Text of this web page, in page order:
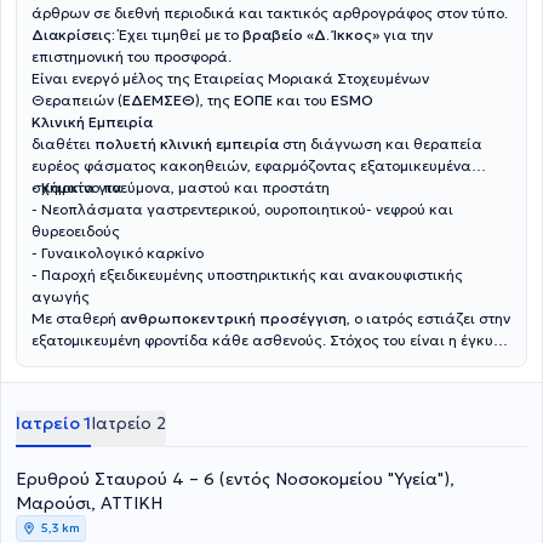
άρθρων σε διεθνή περιοδικά και τακτικός αρθρογράφος στον τύπο.
Διακρίσεις:Έχει τιμηθεί με το βραβείο «Δ. Ίκκος» για την
επιστημονική του προσφορά.
Είναι ενεργό μέλος της Εταιρείας Μοριακά Στοχευμένων
Θεραπειών (ΕΔΕΜΣΕΘ), της ΕΟΠΕ και του ESMO
Κλινική Εμπειρία
διαθέτει πολυετή κλινική εμπειρία στη διάγνωση και θεραπεία
ευρέος φάσματος κακοηθειών, εφαρμόζοντας εξατομικευμένα
σχήματα για:
- Καρκίνο πνεύμονα, μαστού και προστάτη
- Νεοπλάσματα γαστρεντερικού, ουροποιητικού- νεφρού και
θυρεοειδούς
- Γυναικολογικό καρκίνο
- Παροχή εξειδικευμένης υποστηρικτικής και ανακουφιστικής
αγωγής
Με σταθερή ανθρωποκεντρική προσέγγιση, ο ιατρός εστιάζει στην
εξατομικευμένη φροντίδα κάθε ασθενούς. Στόχος του είναι η έγκυρη
οικογενειών τους, διασφαλίζοντας τη βέλτιστη δυνατή ποιότητα
Ιατρείο 1Ιατρείο 2
Ερυθρού Σταυρού 4 – 6 (εντός Νοσοκομείου "Υγεία"),
Μαρούσι, ΑΤΤΙΚΗ
5,3 km